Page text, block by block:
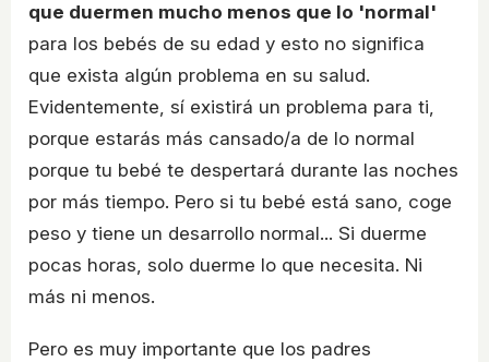
que duermen mucho menos que lo 'normal'
para los bebés de su edad y esto no significa
que exista algún problema en su salud.
Evidentemente, sí existirá un problema para ti,
porque estarás más cansado/a de lo normal
porque tu bebé te despertará durante las noches
por más tiempo. Pero si tu bebé está sano, coge
peso y tiene un desarrollo normal... Si duerme
pocas horas, solo duerme lo que necesita. Ni
más ni menos.
Pero es muy importante que los padres